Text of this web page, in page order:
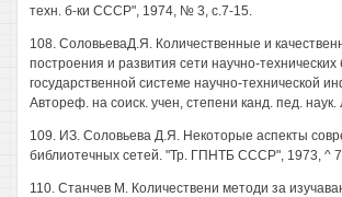
техн. б-ки СССР", 1974, № 3, с.7-15.
108. СоловьеваД.Я. Количественные и
построения и развития сети научно-технических
государственной системе научно-технической
Автореф. на соиск. учен, степени канд. пед.
109. ИЗ. Соловьева Д.Я. Некоторые аспекты
библиотечных сетей. "Тр. ГПНТБ СССР", 1973, ^
110. Станчев М. Количествени методи за